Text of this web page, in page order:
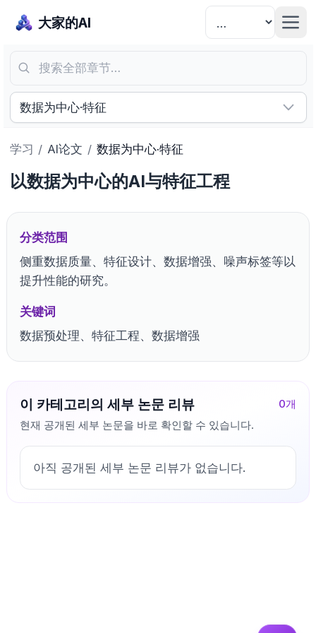
大家的AI
搜索全部章节…
数据为中心·特征
学习 / AI论文 / 数据为中心·特征
以数据为中心的AI与特征工程
分类范围
侧重数据质量、特征设计、数据增强、噪声标签等以
提升性能的研究。
关键词
数据预处理、特征工程、数据增强
이 카테고리의 세부 논문 리뷰 0개
현재 공개된 세부 논문을 바로 확인할 수 있습니다.
아직 공개된 세부 논문 리뷰가 없습니다.